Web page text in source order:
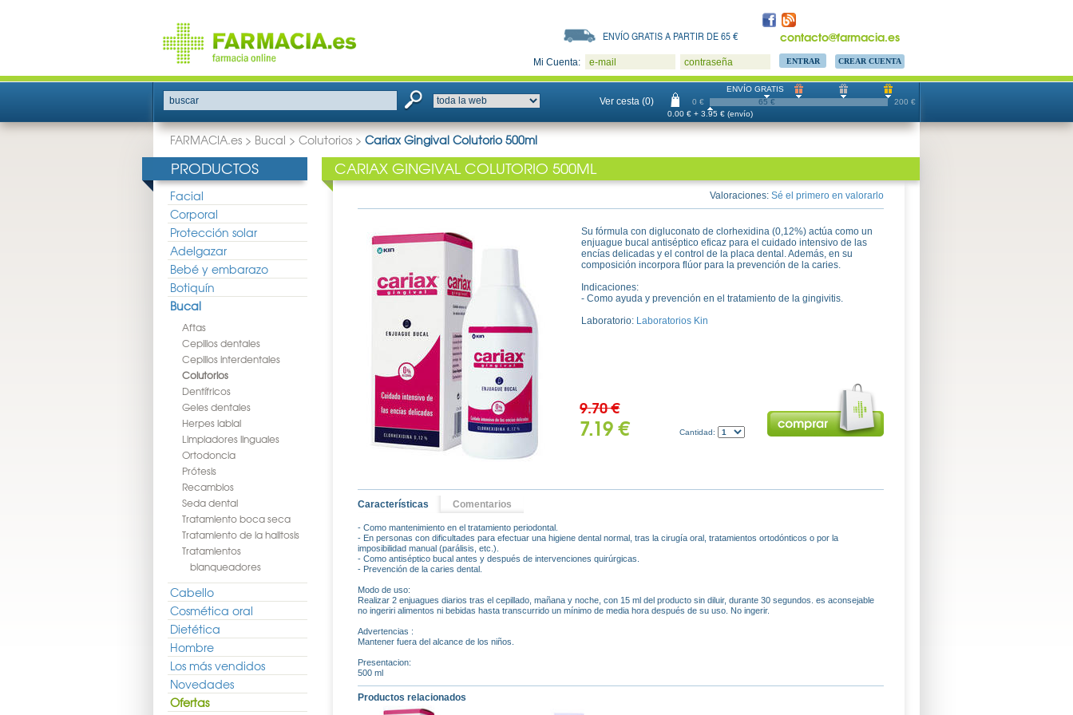
contacto@farmacia.es
ENVÍO GRATIS A PARTIR DE 65 €
Mi Cuenta: e-mail contraseña CREAR CUENTA
buscar Ver cesta (0) 0 € 200 €
ENVÍO GRATIS
65 €
0.00 € + 3.95 € (envío)
FARMACIA.es > Bucal > Colutorios > Cariax Gingival Colutorio 500ml
PRODUCTOS
Facial
Corporal
Protección solar
Adelgazar
Bebé y embarazo
Botiquín
Bucal
Aftas
Cepillos dentales
Cepillos interdentales
Colutorios
Dentífricos
Geles dentales
Herpes labial
Limpiadores linguales
Ortodoncia
Prótesis
Recambios
Seda dental
Tratamiento boca seca
Tratamiento de la halitosis
Tratamientos
blanqueadores
Cabello
Cosmética oral
Dietética
Hombre
Los más vendidos
Novedades
Ofertas
CARIAX GINGIVAL COLUTORIO 500ML
Valoraciones: Sé el primero en valorarlo
Su fórmula con digluconato de clorhexidina (0,12%) actúa como un
enjuague bucal antiséptico eficaz para el cuidado intensivo de las
encías delicadas y el control de la placa dental. Además, en su
composición incorpora flúor para la prevención de la caries.
Indicaciones:
- Como ayuda y prevención en el tratamiento de la gingivitis.
Laboratorio: Laboratorios Kin
9.70 €
7.19 € Cantidad:
Características Comentarios
- Como mantenimiento en el tratamiento periodontal.
- En personas con dificultades para efectuar una higiene dental normal, tras la cirugía oral, tratamientos ortodónticos o por la
imposibilidad manual (parálisis, etc.).
- Como antiséptico bucal antes y después de intervenciones quirúrgicas.
- Prevención de la caries dental.
Modo de uso:
Realizar 2 enjuagues diarios tras el cepillado, mañana y noche, con 15 ml del producto sin diluir, durante 30 segundos. es aconsejable
no ingeriri alimentos ni bebidas hasta transcurrido un mínimo de media hora después de su uso. No ingerir.
Advertencias :
Mantener fuera del alcance de los niños.
Presentacion:
500 ml
Productos relacionados